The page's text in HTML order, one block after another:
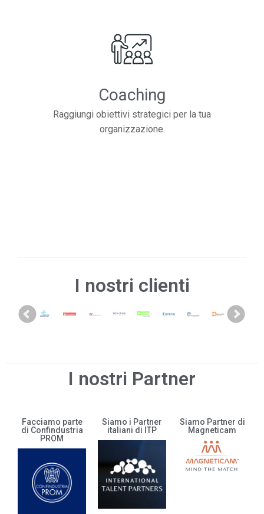
Coaching
Raggiungi obiettivi strategici per la tua
organizzazione.
I nostri clienti
I nostri Partner
Facciamo parte
di Confindustria
PROM
Siamo i Partner
italiani di ITP
Siamo Partner di
Magneticam